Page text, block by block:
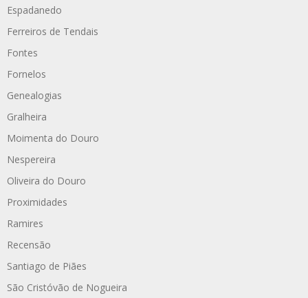
Espadanedo
Ferreiros de Tendais
Fontes
Fornelos
Genealogias
Gralheira
Moimenta do Douro
Nespereira
Oliveira do Douro
Proximidades
Ramires
Recensão
Santiago de Piães
São Cristóvão de Nogueira